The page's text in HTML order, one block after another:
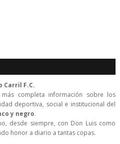
Carril F.C.
completa información sobre los
deportiva, social e institucional del
y negro.
desde siempre, con Don Luis como
honor a diario a tantas copas.